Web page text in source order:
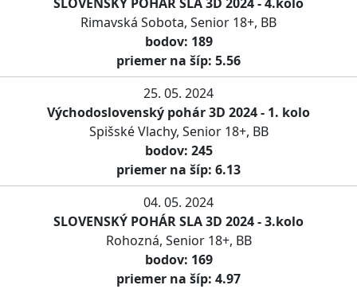
Rimavská Sobota, Senior 18+, BB
bodov: 189
priemer na šíp: 5.56
25. 05. 2024
Východoslovenský pohár 3D 2024 - 1. kolo
Spišské Vlachy, Senior 18+, BB
bodov: 245
priemer na šíp: 6.13
04. 05. 2024
SLOVENSKÝ POHÁR SLA 3D 2024 - 3.kolo
Rohozná, Senior 18+, BB
bodov: 169
priemer na šíp: 4.97